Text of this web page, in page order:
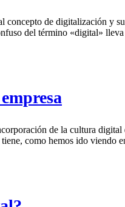
concepto de digitalización y
del término «digital»
de la cultura
como hemos ido viendo